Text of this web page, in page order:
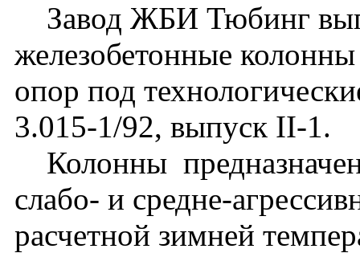
Завод ЖБИ Тюбинг
железобетонные
опор под
3.015-1/92, выпуск II-1.
Колонны
слабо- и средне-
расчетной зимней